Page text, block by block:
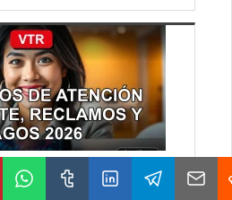
2026: Contacto Directo
Sin Vueltas